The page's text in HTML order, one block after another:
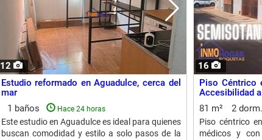
12
Estudio reformado en Aguadulce, cerca del
mar
1 baños
Hace 24 horas
Este estudio en Aguadulce es ideal para quienes
buscan comodidad y estilo a solo pasos de la
16
Piso Céntrico
Accesibilidad
81 m²
2 dorm.
Piso céntrico
médicos y